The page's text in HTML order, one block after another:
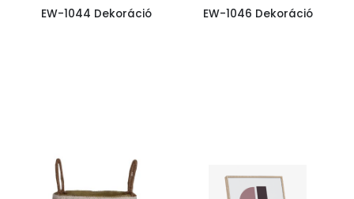
EW-1044 Dekoráció EW-1046 Dekoráció